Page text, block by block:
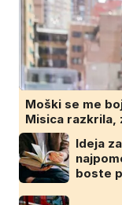
Moški se me
Misica razkrila,
Ideja
boste